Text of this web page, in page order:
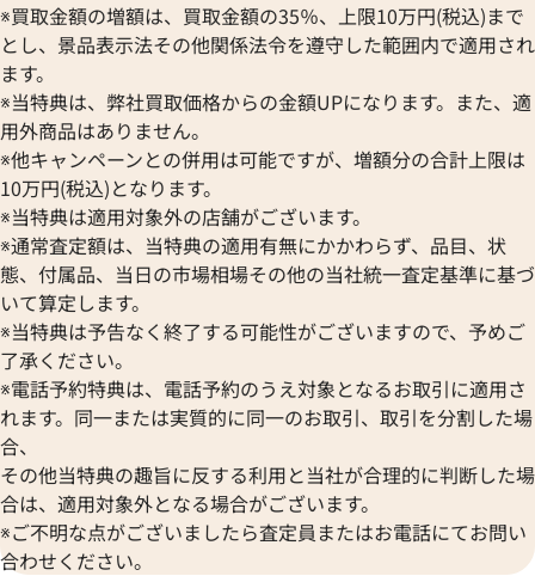
ORIENT
オリエント
ORIS
オリス
Audemars Piguet
オーデマ ピゲ
Vacheron Constantin
ヴァシュロン・コンスタンタン
Van Cleef & Arpels
ヴァンクリーフ＆アーペル
Versace
ヴェルサーチ
Wempe
ヴェンペ
CENTURY
センチュリー
ZENITH
ゼニス
Breguet
ブレゲ
BULOVA
ブローバ
Bell & Ross
ベル＆ロス
BAUME＆MERCIER
ボーム＆メルシエ
BALL Watch
ボール ウォッチ
※買取金額の増額は、買取金額の35％、上限10万円(税込)まで
とし、景品表示法その他関係法令を遵守した範囲内で適用され
ます。
※当特典は、弊社買取価格からの金額UPになります。また、適
用外商品はありません。
※他キャンペーンとの併用は可能ですが、増額分の合計上限は
10万円(税込)となります。
※当特典は適用対象外の店舗がございます。
※通常査定額は、当特典の適用有無にかかわらず、品目、状
態、付属品、当日の市場相場その他の当社統一査定基準に基づ
いて算定します。
※当特典は予告なく終了する可能性がございますので、予めご
了承ください。
※電話予約特典は、電話予約のうえ対象となるお取引に適用さ
れます。同一または実質的に同一のお取引、取引を分割した場
合、
その他当特典の趣旨に反する利用と当社が合理的に判断した場
合は、適用対象外となる場合がございます。
※ご不明な点がございましたら査定員またはお電話にてお問い
合わせください。